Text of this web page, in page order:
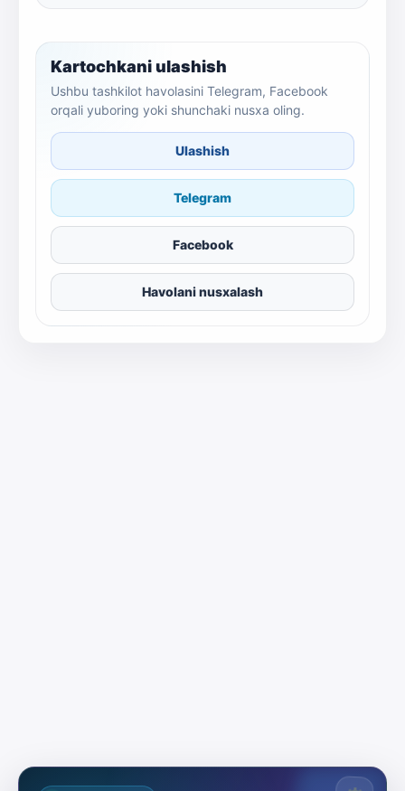
Kartochkani ulashish
Ushbu tashkilot havolasini Telegram, Facebook
orqali yuboring yoki shunchaki nusxa oling.
Ulashish
Telegram
Facebook
Havolani nusxalash